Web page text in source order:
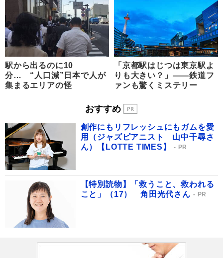
駅から出るのに10
分… “人口減”日本で人が
集まるエリアの怪
「京都駅はじつは東京駅よ
りも大きい？」――鉄道フ
ァンも驚くミステリー
おすすめ
創作にもリフレッシュにもガムを愛
用（ジャズピアニスト 山中千尋さ
ん）【LOTTE TIMES】
PR
【特別読物】「救うこと、救われる
こと」（17） 角田光代さん
PR